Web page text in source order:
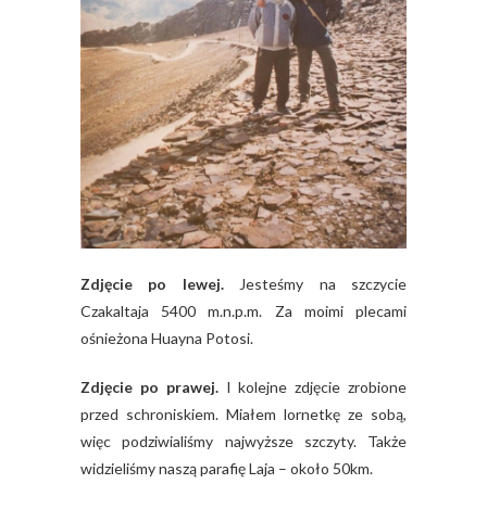
Zdjęcie po lewej.Jesteśmy na szczycie
Czakaltaja 5400 m.n.p.m. Za moimi plecami
ośnieżona Huayna Potosi.
Zdjęcie po prawej.I kolejne zdjęcie zrobione
przed schroniskiem. Miałem lornetkę ze sobą,
więc podziwialiśmy najwyższe szczyty. Także
widzieliśmy naszą parafię Laja – około 50km.